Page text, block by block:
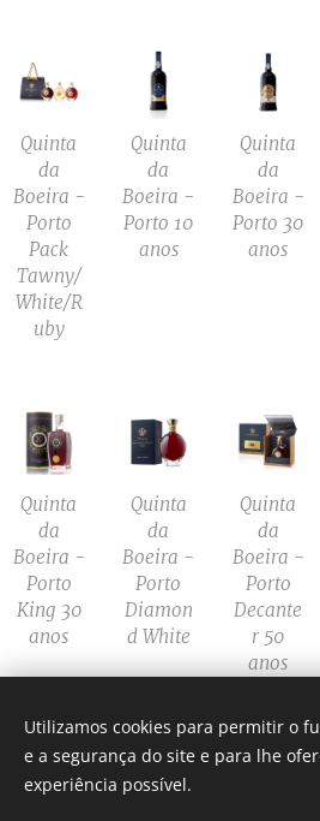
Quinta
da
Boeira -
Porto
Pack
Tawny/
White/R
uby
Quinta
da
Boeira -
Porto 10
anos
Quinta
da
Boeira -
Porto 30
anos
Quinta
da
Boeira -
Porto
King 30
anos
Quinta
da
Boeira -
Porto
Diamon
d White
Quinta
da
Boeira -
Porto
Decante
r 50
anos
Utilizamos cookies para permitir o
e a segurança do site e para lhe
experiência possível.